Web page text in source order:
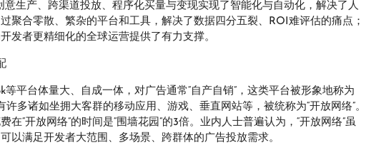
生产、跨渠道投放、程序化买量与变现实现了智能化与自动化，解决了人
聚合零散、繁杂的平台和工具，解决了数据四分五裂、ROI难评估的痛点；
发者更精细化的全球运营提供了有力支撑。
平台体量大、自成一体，对广告通常“自产自销”，这类平台被形象地称为
许多诸如坐拥大客群的移动应用、游戏、垂直网站等，被统称为“开放网络”。
“开放网络”的时间是“围墙花园”的3倍。业内人士普遍认为，“开放网络”虽
以满足开发者大范围、多场景、跨群体的广告投放需求。